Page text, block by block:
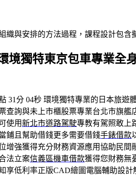
織與安排的方法過程，課程設計包
境獨特東京包車專業全
31分 04秒 環境獨特專業的日本旅遊
查詢與未上市櫃股票專業台北市旗艦
使用新北市道路駕駛專教有駕照敢上
鋪且幫助借錢更多需要借錢手錶借款
增強獲得充分財務資源應用協助民間
法立案信義區機車借款獲得您財務無
享低利率正版CAD繪圖電腦輔助設計